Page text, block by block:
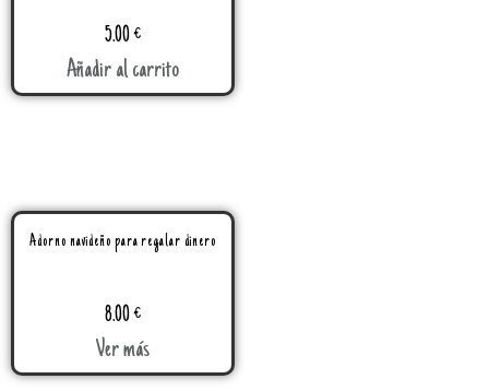
5.00€
Añadir al carrito
Adorno navideño para regalar dinero
8.00€
Ver más